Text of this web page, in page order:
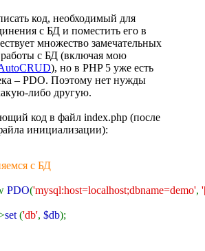
код, необходимый для
с БД и поместить его в
множество замечательных
работы с БД (включая мою
), но в PHP 5 уже есть
– PDO. Поэтому нет нужды
либо другую.
код в файл index.php (после
инициализации):
с БД
PDO('mysql:host=localhost;dbname=demo',
set ('db', $db);